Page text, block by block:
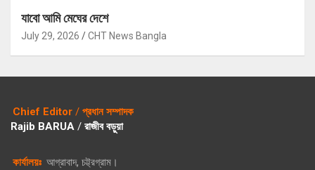
যাবো আমি মেঘের দেশে
July 29, 2026 CHT News Bangla
Chief Editor / প্রধান সম্পাদক
Rajib BARUA / রাজীব বড়ুয়া
কার্যালয়ঃ আগ্রাবাদ, চট্ট্রগ্রাম।